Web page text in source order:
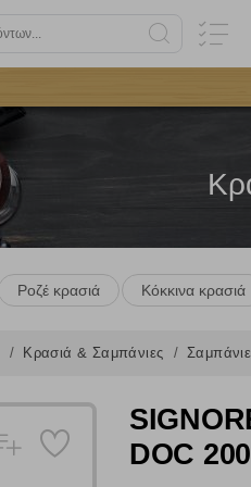
Ροζέ κρασιά Κόκκινα κρασιά
Κρασιά & Σαμπάνιες
DOC
Πολλαπλή αναζήτηση